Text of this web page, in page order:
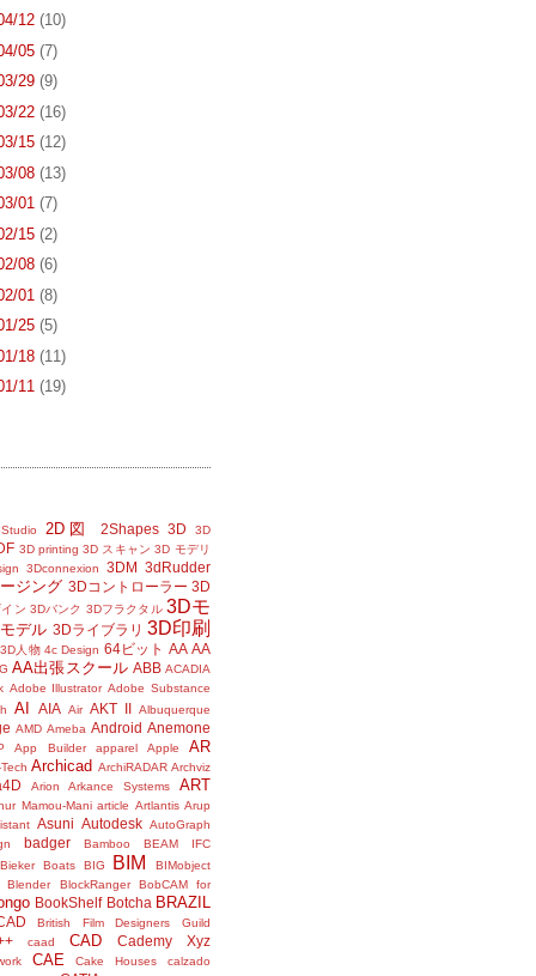
12 (10)
05 (7)
29 (9)
22 (16)
15 (12)
08 (13)
01 (7)
15 (2)
08 (6)
01 (8)
25 (5)
18 (11)
11 (19)
2D図 2Shapes 3D 3D
3D printing 3D スキャン 3D モデリ
3Dconnexion 3DM 3dRudder
ジング 3Dコントローラー 3D
ン 3Dバンク 3Dフラクタル 3Dモ
デル 3Dライブラリ 3D印刷
3D人物 4c Design 64ビット AA AA
AA出張スクール ABB ACADIA
Adobe Illustrator Adobe Substance
AI AIA Air AKT II Albuquerque
AMD Ameba Android Anemone
App Builder apparel Apple AR
Archicad ArchiRADAR Archviz
Arion Arkance Systems ART
Mamou-Mani article Artlantis Arup
Asuni Autodesk AutoGraph
badger Bamboo
BEAM IFC
Bieker Boats
BIG BIM
BIMobject
Blender
BlockRanger BobCAM for
BookShelf Botcha BRAZIL
British Film Designers Guild
caad CAD Cademy Xyz
CAE Cake Houses
calzado